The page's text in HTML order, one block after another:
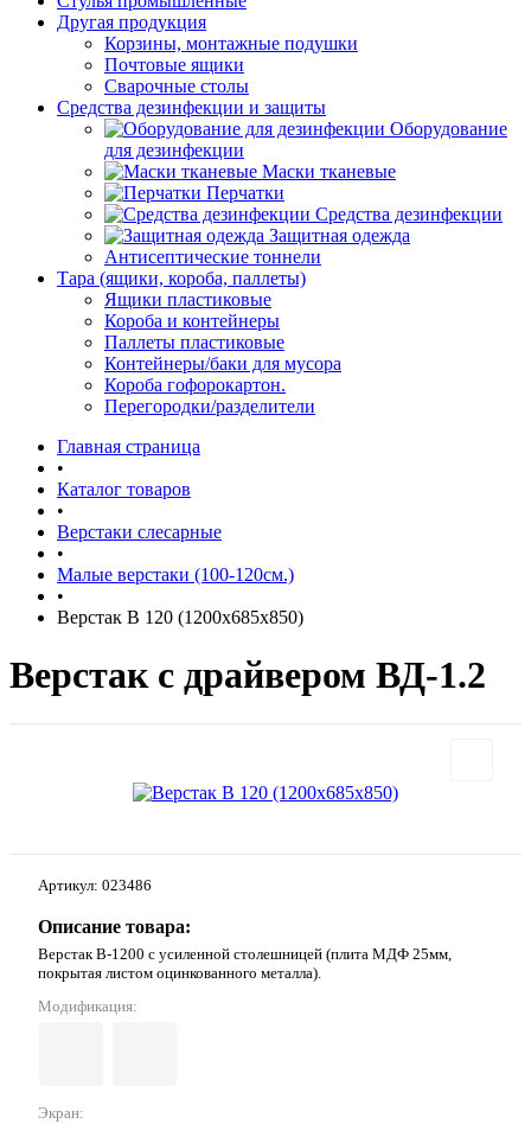
Другая продукция
Корзины, монтажные подушки
Почтовые ящики
Сварочные столы
Средства дезинфекции и защиты
Оборудование
для дезинфекции
Маски тканевые
Перчатки
Средства дезинфекции
Защитная одежда
Антисептические тоннели
Тара (ящики, короба, паллеты)
Ящики пластиковые
Короба и контейнеры
Паллеты пластиковые
Контейнеры/баки для мусора
Короба гофорокартон.
Перегородки/разделители
Главная страница
•
Каталог товаров
•
Верстаки слесарные
•
Малые верстаки (100-120см.)
•
Верстак В 120 (1200x685x850)
Верстак с драйвером ВД-1.2
Артикул: 023486
Описание товара:
Верстак В-1200 с усиленной столешницей (плита МДФ 25мм,
покрытая листом оцинкованного металла).
Модификация:
Экран: